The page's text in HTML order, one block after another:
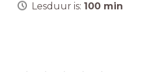
Lesduur is: 100 min